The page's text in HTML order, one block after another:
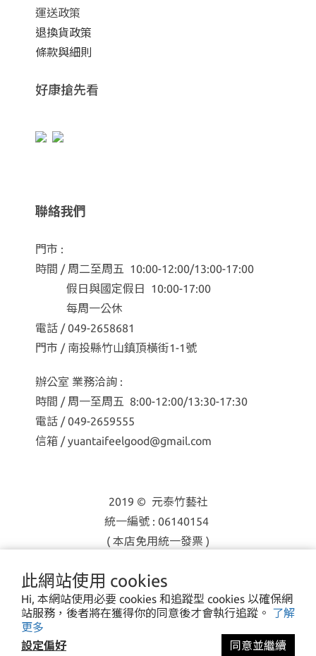
此網站使用 cookies
Hi, 本網站使用必要 cookies 和追蹤型 cookies 以確保網
站服務，後者將在獲得你的同意後才會執行追蹤。 了解
更多
設定偏好
同意並繼續
運送政策
退換貨政策
條款與細則
好康搶先看
聯絡我們
門市 :
時間 / 周二至周五 10:00-12:00/13:00-17:00
假日與國定假日 10:00-17:00
每周一公休
電話 / 049-2658681
門市 / 南投縣竹山鎮頂橫街1-1號
辦公室 業務洽詢 :
時間 / 周一至周五 8:00-12:00/13:30-17:30
電話 / 049-2659555
信箱 / yuantaifeelgood@gmail.com
2019 © 元泰竹藝社
統一編號 : 06140154
( 本店免用統一發票 )